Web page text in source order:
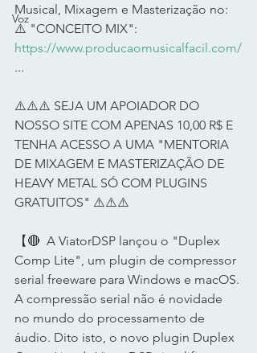
Voz
Musical, Mixagem e Masterização no:
⚠️ "CONCEITO MIX":
https://www.producaomusicalfacil.com/
...
⚠️⚠️⚠️ SEJA UM APOIADOR DO
NOSSO SITE COM APENAS 10,00 R$ E
TENHA ACESSO A UMA "MENTORIA
DE MIXAGEM E MASTERIZAÇÃO DE
HEAVY METAL SÓ COM PLUGINS
GRATUITOS" ⚠️⚠️⚠️
【🔴  A ViatorDSP lançou o "Duplex
Comp Lite", um plugin de compressor
serial freeware para Windows e macOS.
A compressão serial não é novidade
no mundo do processamento de
áudio. Dito isto, o novo plugin Duplex